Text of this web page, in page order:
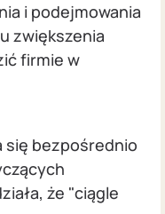
i podejmowania
zwiększenia
firmie w
się bezpośrednio
że "ciągle